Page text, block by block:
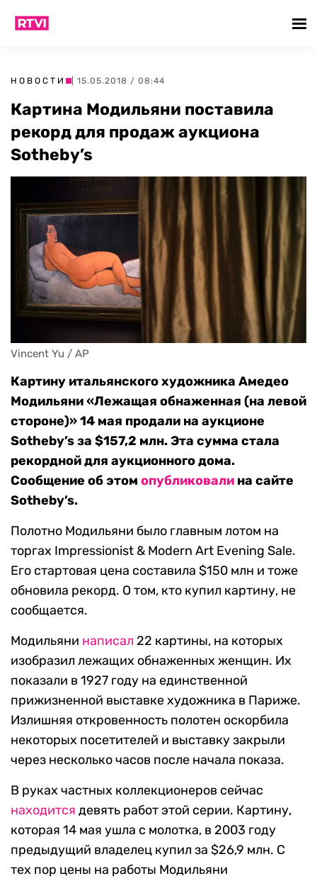
НОВОСТИ | 15.05.2018 / 08:44
Картина Модильяни поставила
рекорд для продаж аукциона
Sotheby’s
Vincent Yu / AP
Картину итальянского художника Амедео
Модильяни «Лежащая обнаженная (на левой
стороне)» 14 мая продали на аукционе
Sotheby’s за $157,2 млн. Эта сумма стала
рекордной для аукционного дома.
Сообщение об этом опубликовали на сайте
Sotheby’s.
Полотно Модильяни было главным лотом на
торгах Impressionist & Modern Art Evening Sale.
Его стартовая цена составила $150 млн и тоже
обновила рекорд. О том, кто купил картину, не
сообщается.
Модильяни написал 22 картины, на которых
изобразил лежащих обнаженных женщин. Их
показали в 1927 году на единственной
прижизненной выставке художника в Париже.
Излишняя откровенность полотен оскорбила
некоторых посетителей и выставку закрыли
через несколько часов после начала показа.
В руках частных коллекционеров сейчас
находится девять работ этой серии. Картину,
которая 14 мая ушла с молотка, в 2003 году
предыдущий владелец купил за $26,9 млн. С
тех пор цены на работы Модильяни